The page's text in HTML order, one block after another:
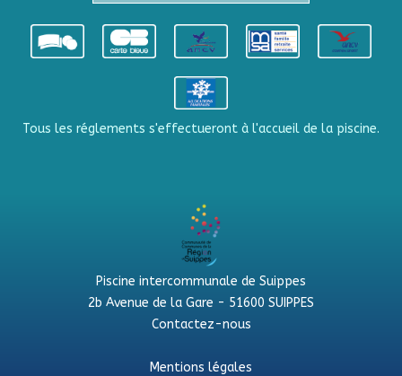
Tous les réglements s'effectueront à l'accueil de la piscine.
Piscine intercommunale de Suippes
2b Avenue de la Gare - 51600 SUIPPES
Contactez-nous
Mentions légales